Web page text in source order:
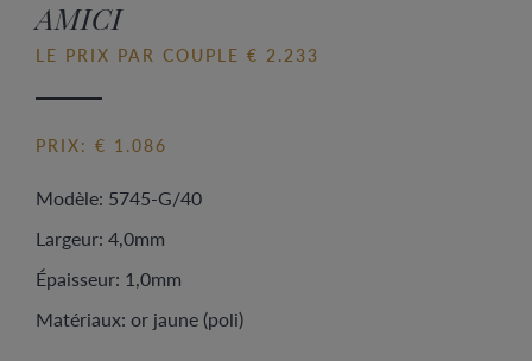
AMICI
LE PRIX PAR COUPLE € 2.233
PRIX: € 1.086
Modèle: 5745-G/40
Largeur: 4,0mm
Épaisseur: 1,0mm
Matériaux: or jaune (poli)